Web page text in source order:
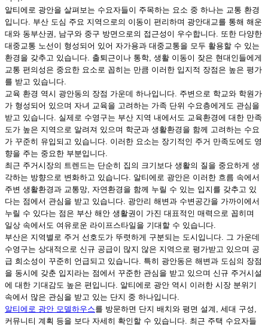
알티에로 광안을 살펴보는 수요자들이 주목하는 요소 중 하나는 교통 환경
입니다. 부산 도심 주요 지역으로의 이동이 편리하며 광안대교를 통해 해운
대와 동부산권, 남구와 중구 방면으로의 접근성이 우수합니다. 또한 다양한
대중교통 노선이 형성되어 있어 자가용과 대중교통을 모두 활용할 수 있는
환경을 갖추고 있습니다. 출퇴근이나 통학, 생활 이동이 잦은 현대인들에게
교통 편의성은 중요한 요소로 꼽히는 만큼 이러한 입지적 장점은 높은 평가
를 받고 있습니다.
교육 환경 역시 광안동의 장점 가운데 하나입니다. 주변으로 학교와 학원가
가 형성되어 있으며 자녀 교육을 고려하는 가족 단위 수요층에게도 관심을
받고 있습니다. 실제로 수영구는 부산 지역 내에서도 교육환경에 대한 만족
도가 높은 지역으로 알려져 있으며 학군과 생활환경을 함께 고려하는 수요
가 꾸준히 유입되고 있습니다. 이러한 요소는 장기적인 주거 만족도에도 영
향을 주는 중요한 부분입니다.
최근 주거시장의 트렌드는 단순히 집의 크기보다 생활의 질을 중요하게 생
각하는 방향으로 변화하고 있습니다. 알티에로 광안은 이러한 흐름 속에서
주변 생활환경과 교통망, 자연환경을 함께 누릴 수 있는 입지를 갖추고 있
다는 점에서 관심을 받고 있습니다. 광안리 해변과 수변공간을 가까이에서
누릴 수 있다는 점은 부산 해안 생활권이 가진 대표적인 매력으로 꼽히며
일상 속에서도 여유로운 라이프스타일을 기대할 수 있습니다.
부산은 지역별로 주거 선호도가 뚜렷하게 구분되는 도시입니다. 그 가운데
수영구는 상대적으로 신규 공급이 많지 않은 지역으로 평가받고 있으며 공
급 희소성이 꾸준히 언급되고 있습니다. 특히 광안동은 해변과 도심의 장점
을 동시에 갖춘 입지라는 점에서 꾸준한 관심을 받고 있으며 신규 주거시설
에 대한 기대감도 높은 편입니다. 알티에로 광안 역시 이러한 시장 분위기
속에서 많은 관심을 받고 있는 단지 중 하나입니다.
알티에로 광안 모델하우스를 방문하면 단지 배치와 평면 설계, 세대 구성,
커뮤니티 계획 등을 보다 자세히 확인할 수 있습니다. 최근 주택 수요자들